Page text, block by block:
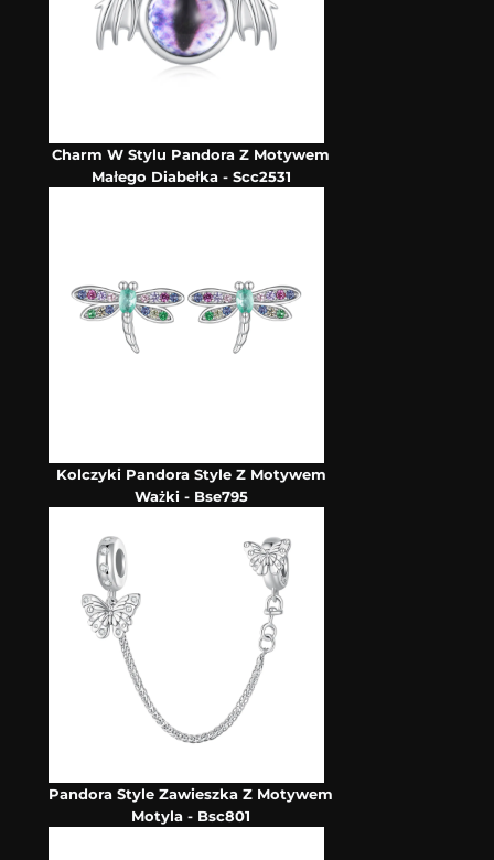
Charm W Stylu Pandora Z Motywem
Małego Diabełka - Scc2531
Kolczyki Pandora Style Z Motywem
Ważki - Bse795
Pandora Style Zawieszka Z Motywem
Motyla - Bsc801